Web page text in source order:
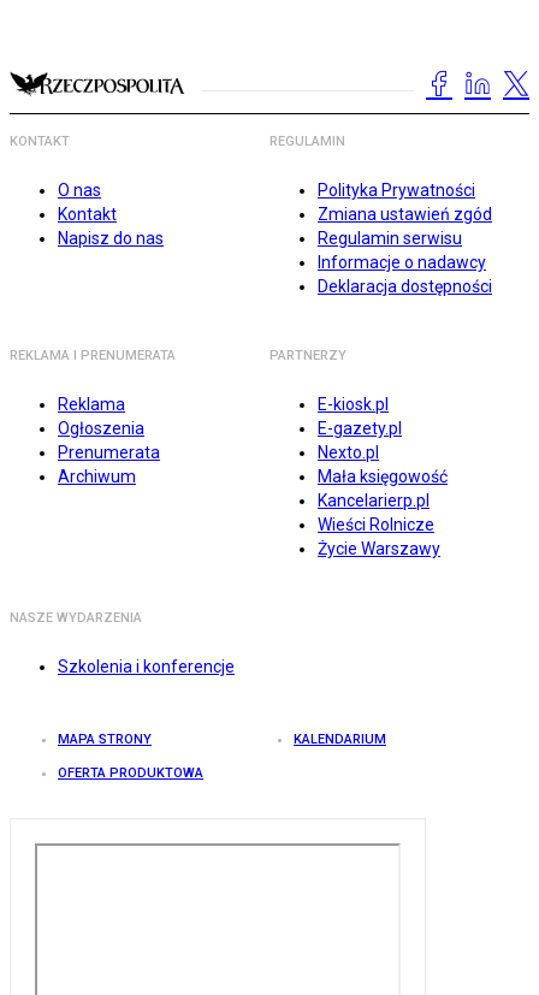
KONTAKT
O nas
Kontakt
Napisz do nas
REGULAMIN
Polityka Prywatności
Zmiana ustawień zgód
Regulamin serwisu
Informacje o nadawcy
Deklaracja dostępności
REKLAMA I PRENUMERATA
Reklama
Ogłoszenia
Prenumerata
Archiwum
PARTNERZY
E-kiosk.pl
E-gazety.pl
Nexto.pl
Mała księgowość
Kancelarierp.pl
Wieści Rolnicze
Życie Warszawy
NASZE WYDARZENIA
Szkolenia i konferencje
MAPA STRONY KALENDARIUM
OFERTA PRODUKTOWA